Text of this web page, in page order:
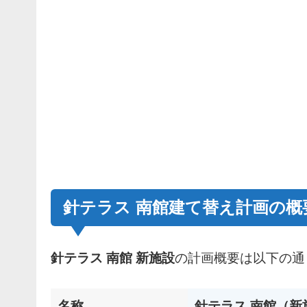
針テラス 南館建て替え計画の概
針テラス 南館 新施設の計画概要は以下の通